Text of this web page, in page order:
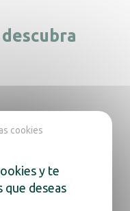
de papel
y te
deseas
cookies